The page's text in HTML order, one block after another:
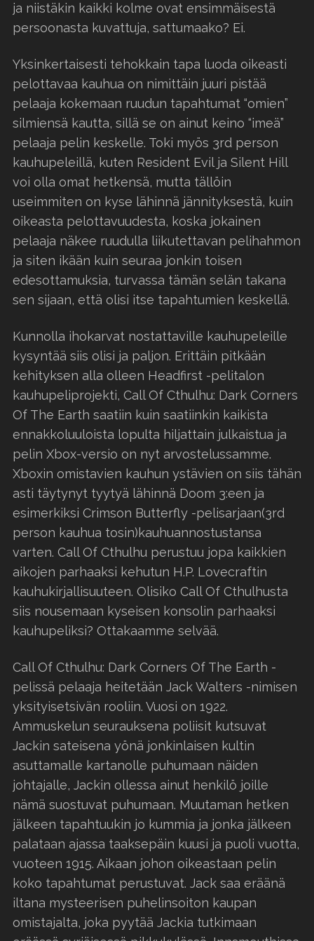
ja niistäkin kaikki kolme ovat ensimmäisestä
persoonasta kuvattuja, sattumaako? Ei.
Yksinkertaisesti tehokkain tapa luoda oikeasti
pelottavaa kauhua on nimittäin juuri pistää
pelaaja kokemaan ruudun tapahtumat “omien”
silmiensä kautta, sillä se on ainut keino “imeä”
pelaaja pelin keskelle. Toki myös 3rd person
kauhupeleillä, kuten Resident Evil ja Silent Hill
voi olla omat hetkensä, mutta tällöin
useimmiten on kyse lähinnä jännityksestä, kuin
oikeasta pelottavuudesta, koska jokainen
pelaaja näkee ruudulla liikutettavan pelihahmon
ja siten ikään kuin seuraa jonkin toisen
edesottamuksia, turvassa tämän selän takana
sen sijaan, että olisi itse tapahtumien keskellä.
Kunnolla ihokarvat nostattaville kauhupeleille
kysyntää siis olisi ja paljon. Erittäin pitkään
kehityksen alla olleen Headfirst -pelitalon
kauhupeliprojekti, Call Of Cthulhu: Dark Corners
Of The Earth saatiin kuin saatiinkin kaikista
ennakkoluuloista lopulta hiljattain julkaistua ja
pelin Xbox-versio on nyt arvostelussamme.
Xboxin omistavien kauhun ystävien on siis tähän
asti täytynyt tyytyä lähinnä Doom 3:een ja
esimerkiksi Crimson Butterfly -pelisarjaan(3rd
person kauhua tosin)kauhuannostustansa
varten. Call Of Cthulhu perustuu jopa kaikkien
aikojen parhaaksi kehutun H.P. Lovecraftin
kauhukirjallisuuteen. Olisiko Call Of Cthulhusta
siis nousemaan kyseisen konsolin parhaaksi
kauhupeliksi? Ottakaamme selvää.
Call Of Cthulhu: Dark Corners Of The Earth -
pelissä pelaaja heitetään Jack Walters -nimisen
yksityisetsivän rooliin. Vuosi on 1922.
Ammuskelun seurauksena poliisit kutsuvat
Jackin sateisena yönä jonkinlaisen kultin
asuttamalle kartanolle puhumaan näiden
johtajalle, Jackin ollessa ainut henkilö joille
nämä suostuvat puhumaan. Muutaman hetken
jälkeen tapahtuukin jo kummia ja jonka jälkeen
palataan ajassa taaksepäin kuusi ja puoli vuotta,
vuoteen 1915. Aikaan johon oikeastaan pelin
koko tapahtumat perustuvat. Jack saa eräänä
iltana mysteerisen puhelinsoiton kaupan
omistajalta, joka pyytää Jackia tutkimaan